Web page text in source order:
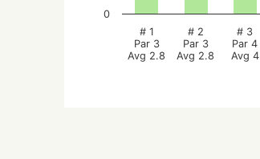
# 1
Par 3
Avg 2.8
# 2
Par 3
Avg 2.8
# 3
Par 4
Avg 4
0